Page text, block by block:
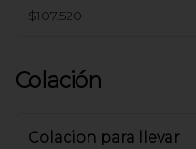
1 Chapsui Especial,
1 Arrollado de Marisco,
$107.520
Colación
Colacion para llevar